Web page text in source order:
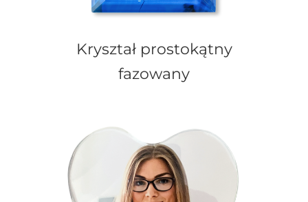
Kryształ prostokątny
fazowany